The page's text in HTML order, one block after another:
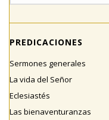
PREDICACIONES
Sermones generales
La vida del Señor
Eclesiastés
Las bienaventuranzas